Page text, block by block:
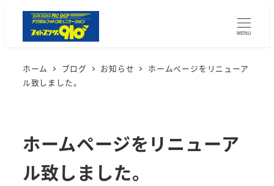
MENU
ホーム ブログ お知らせ
ホームページをリニューア
ル致しました。
ホームページをリニューア
ル致しました。